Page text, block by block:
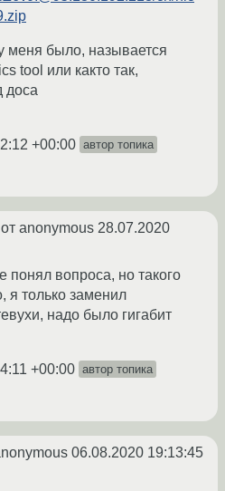
меня было, называется
tool или както так,
доса
+00:00 автор топика
от anonymous 28.07.2020
понял вопроса, но такого
я только заменил
надо было гигабит
+00:00 автор топика
06.08.2020 19:13:45